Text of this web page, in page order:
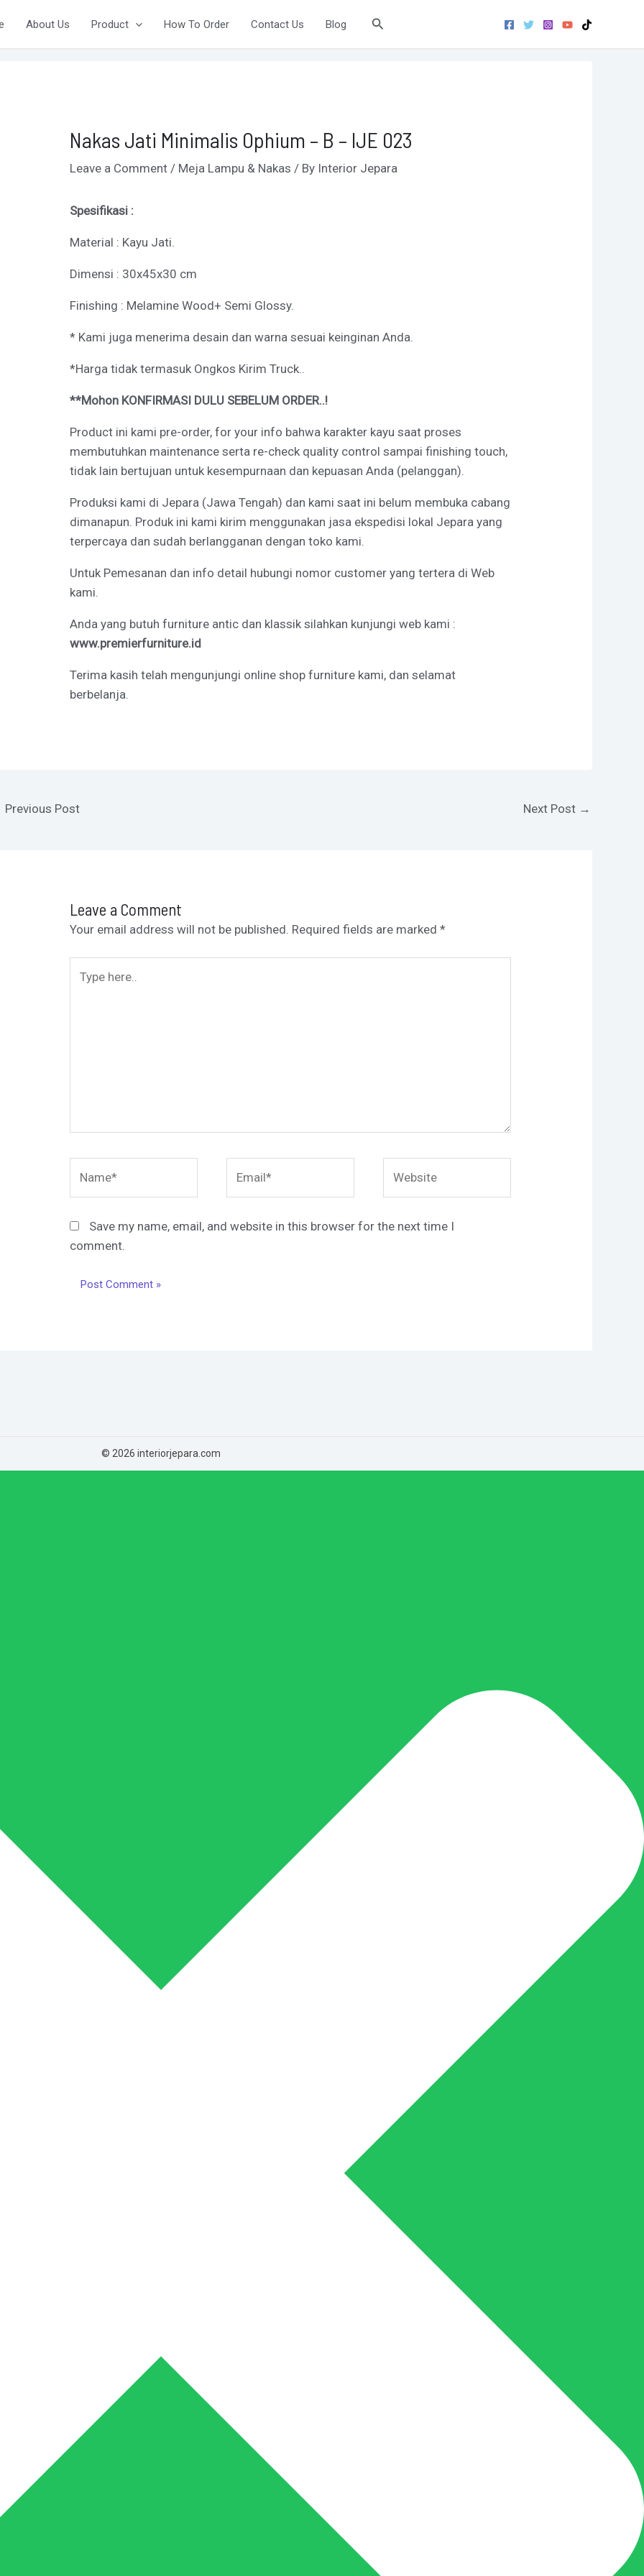
About Us Product How To Order Contact Us Blog Search
Nakas Jati Minimalis Ophium – B – IJE 023
Leave a Comment / Meja Lampu & Nakas / By Interior Jepara
Spesifikasi :
Material : Kayu Jati.
Dimensi : 30x45x30 cm
Finishing : Melamine Wood+ Semi Glossy.
* Kami juga menerima desain dan warna sesuai keinginan Anda.
*Harga tidak termasuk Ongkos Kirim Truck..
**Mohon KONFIRMASI DULU SEBELUM ORDER..!
Product ini kami pre-order, for your info bahwa karakter kayu saat proses
membutuhkan maintenance serta re-check quality control sampai finishing touch,
tidak lain bertujuan untuk kesempurnaan dan kepuasan Anda (pelanggan).
Produksi kami di Jepara (Jawa Tengah) dan kami saat ini belum membuka cabang
dimanapun. Produk ini kami kirim menggunakan jasa ekspedisi lokal Jepara yang
terpercaya dan sudah berlangganan dengan toko kami.
Untuk Pemesanan dan info detail hubungi nomor customer yang tertera di Web
kami.
Anda yang butuh furniture antic dan klassik silahkan kunjungi web kami :
www.premierfurniture.id
Terima kasih telah mengunjungi online shop furniture kami, dan selamat
berbelanja.
Previous Post Next Post →
Leave a Comment
Your email address will not be published. Required fields are marked*
here..
Save my name, email, and website in this browser for the next time I
comment.
© 2026 interiorjepara.com